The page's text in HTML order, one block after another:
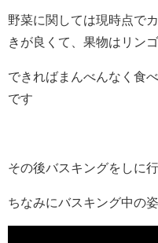
野菜に関しては現時点で
きが良くて、果物はリン
できればまんべんなく食
です
その後バスキングをしに
ちなみにバスキング中の